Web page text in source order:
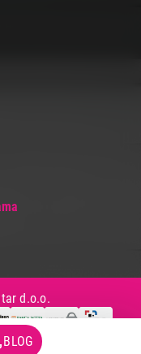
d.o.o.
BLOG